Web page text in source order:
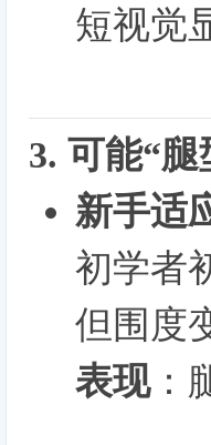
短视觉
3. 可能“
新手适
初学者
但围度
表现：